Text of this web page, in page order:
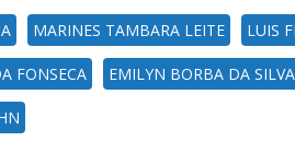
MARINES TAMBARA LEITE LUIS
FONSECA EMILYN BORBA DA SILVA